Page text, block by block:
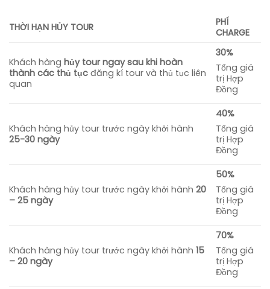
THỜI HẠN HỦY TOUR
PHÍ
CHARGE
Khách hàng hủy tour ngay sau khi hoàn
thành các thủ tục đăng kí tour và thủ tục liên
quan
30%
Tổng giá
trị Hợp
Đồng
Khách hàng hủy tour trước ngày khởi hành
25-30 ngày
40%
Tổng giá
trị Hợp
Đồng
Khách hàng hủy tour trước ngày khởi hành 20
– 25 ngày
50%
Tổng giá
trị Hợp
Đồng
Khách hàng hủy tour trước ngày khởi hành 15
– 20 ngày
70%
Tổng giá
trị Hợp
Đồng